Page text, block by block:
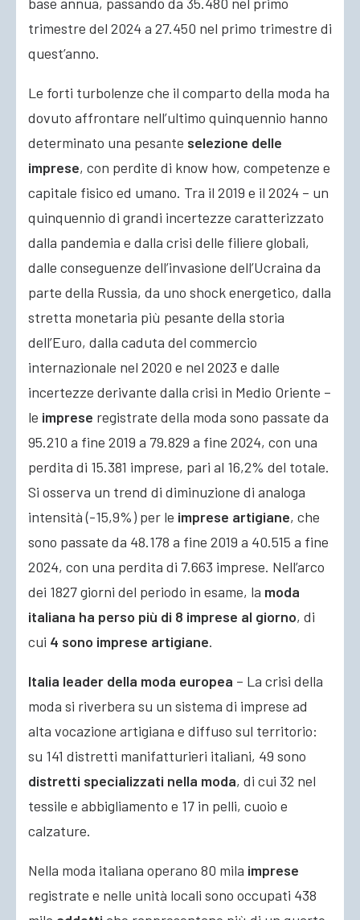
trimestre del 2024 a 27.450 nel primo trimestre di
quest’anno.
Le forti turbolenze che il comparto della moda ha
dovuto affrontare nell’ultimo quinquennio hanno
determinato una pesante selezione delle
imprese, con perdite di know how, competenze e
capitale fisico ed umano. Tra il 2019 e il 2024 – un
quinquennio di grandi incertezze caratterizzato
dalla pandemia e dalla crisi delle filiere globali,
dalle conseguenze dell’invasione dell’Ucraina da
parte della Russia, da uno shock energetico, dalla
stretta monetaria più pesante della storia
dell’Euro, dalla caduta del commercio
internazionale nel 2020 e nel 2023 e dalle
incertezze derivante dalla crisi in Medio Oriente –
le imprese registrate della moda sono passate da
95.210 a fine 2019 a 79.829 a fine 2024, con una
perdita di 15.381 imprese, pari al 16,2% del totale.
Si osserva un trend di diminuzione di analoga
intensità (-15,9%) per le imprese artigiane, che
sono passate da 48.178 a fine 2019 a 40.515 a fine
2024, con una perdita di 7.663 imprese. Nell’arco
dei 1827 giorni del periodo in esame, la moda
italiana ha perso più di 8 imprese al giorno, di
cui 4 sono imprese artigiane.
Italia leader della moda europea – La crisi della
moda si riverbera su un sistema di imprese ad
alta vocazione artigiana e diffuso sul territorio:
su 141 distretti manifatturieri italiani, 49 sono
distretti specializzati nella moda, di cui 32 nel
tessile e abbigliamento e 17 in pelli, cuoio e
calzature.
Nella moda italiana operano 80 mila imprese
registrate e nelle unità locali sono occupati 438